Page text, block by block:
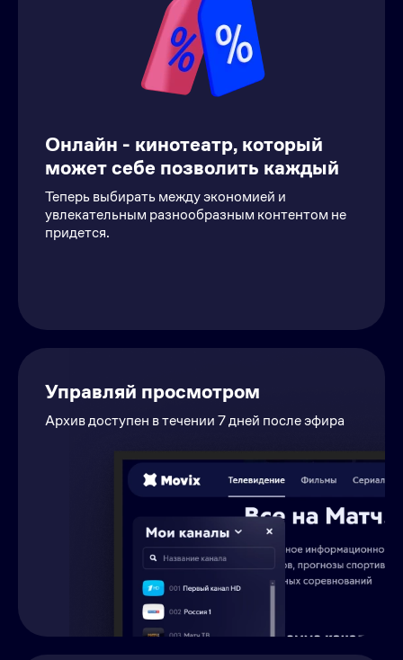
Онлайн - кинотеатр, который
может себе позволить каждый
Теперь выбирать между экономией и
увлекательным разнообразным контентом не
придется.
Управляй просмотром
Архив доступен в течении 7 дней после эфира